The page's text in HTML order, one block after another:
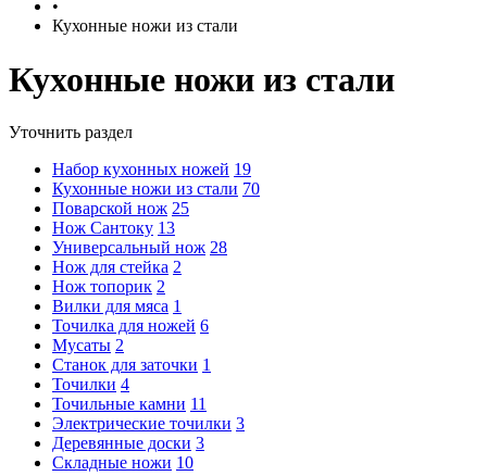
•
Кухонные ножи из стали
Кухонные ножи из стали
Уточнить раздел
Набор кухонных ножей 19
Кухонные ножи из стали 70
Поварской нож 25
Нож Сантоку 13
Универсальный нож 28
Нож для стейка 2
Нож топорик 2
Вилки для мяса 1
Точилка для ножей 6
Мусаты 2
Станок для заточки 1
Точилки 4
Точильные камни 11
Электрические точилки 3
Деревянные доски 3
Складные ножи 10